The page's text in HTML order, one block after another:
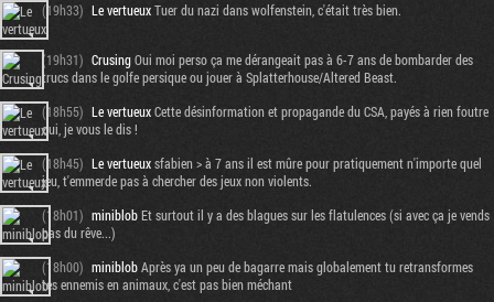
(19h33) Le vertueuxTuer du nazi dans wolfenstein, c'était très bien.
(19h31) CrusingOui moi perso ça me dérangeait pas à 6-7 ans de bombarder des
trucs dans le golfe persique ou jouer à Splatterhouse/Altered Beast.
(18h55) Le vertueuxCette désinformation et propagande du CSA, payés à rien foutre
oui, je vous le dis !
(18h45) Le vertueuxsfabien > à 7 ans il est mûre pour pratiquement n'importe quel
jeu, t'emmerde pas à chercher des jeux non violents.
(18h01) miniblobEt surtout il y a des blagues sur les flatulences (si avec ça je vends
pas du rêve...)
(18h00) miniblobAprès ya un peu de bagarre mais globalement tu retransformes
tes ennemis en animaux, c'est pas bien méchant
Tribune